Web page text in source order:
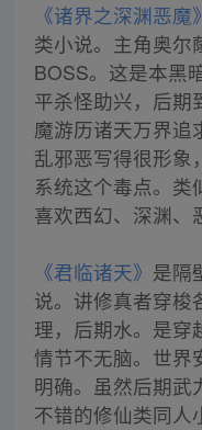
《诸界之深渊恶魔》
类小说。主角奥尔
BOSS。这是本黑
平杀怪助兴，后期
魔游历诸天万界追
乱邪恶写得很形象
系统这个毒点。类
喜欢西幻、深渊、
《君临诸天》 是隔
说。讲修真者穿梭
理，后期水。是穿
情节不无脑。世界
明确。虽然后期武
不错的修仙类同人